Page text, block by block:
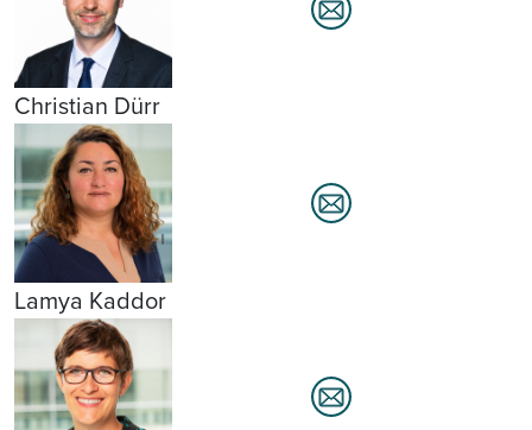
Christian Dürr
Lamya Kaddor